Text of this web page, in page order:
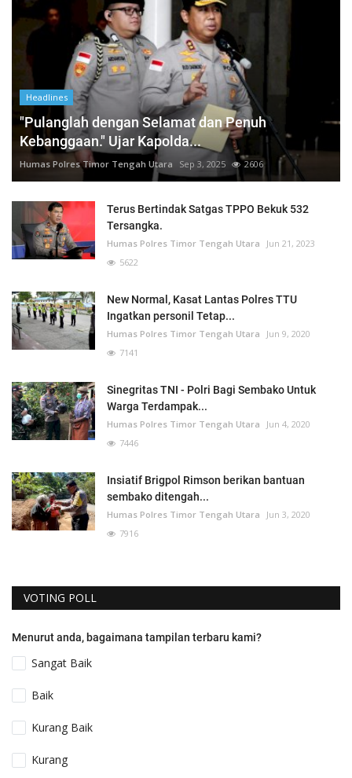
Headlines
"Pulanglah dengan Selamat dan Penuh
Kebanggaan." Ujar Kapolda...
Humas Polres Timor Tengah Utara Sep 3, 2025 2606
Terus Bertindak Satgas TPPO Bekuk 532
Tersangka.
Humas Polres Timor Tengah Utara
Jun 21, 2023
5622
New Normal, Kasat Lantas Polres TTU
Ingatkan personil Tetap...
Humas Polres Timor Tengah Utara
Jun 9, 2020
7141
Sinegritas TNI - Polri Bagi Sembako Untuk
Warga Terdampak...
Humas Polres Timor Tengah Utara
Jun 4, 2020
7446
Insiatif Brigpol Rimson berikan bantuan
sembako ditengah...
Humas Polres Timor Tengah Utara
Jun 3, 2020
7916
VOTING POLL
Menurut anda, bagaimana tampilan terbaru kami?
Sangat Baik
Baik
Kurang Baik
Kurang